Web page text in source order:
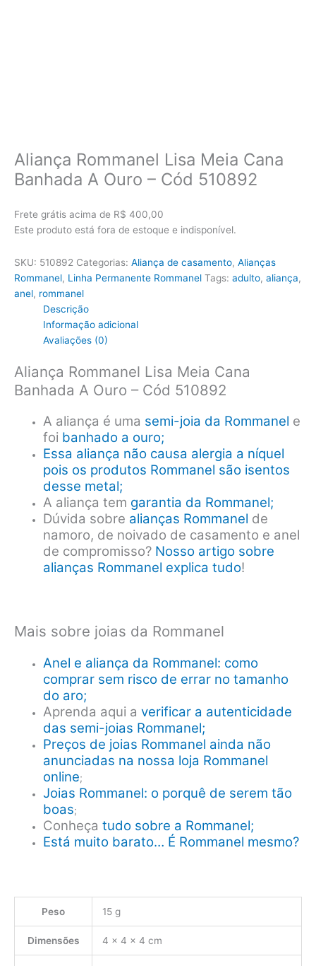
Aliança Rommanel Lisa Meia Cana
Banhada A Ouro – Cód 510892
Frete grátis acima de R$ 400,00
Este produto está fora de estoque e indisponível.
SKU: 510892 Categorias: Aliança de casamento, Alianças
Rommanel, Linha Permanente Rommanel Tags: adulto, aliança,
anel, rommanel
Descrição
Informação adicional
Avaliações (0)
Aliança Rommanel Lisa Meia Cana
Banhada A Ouro – Cód 510892
A aliança é uma semi-joia da Rommanel e
foi banhado a ouro;
Essa aliança não causa alergia a níquel
pois os produtos Rommanel são isentos
desse metal;
A aliança tem garantia da Rommanel;
Dúvida sobre alianças Rommanel de
namoro, de noivado de casamento e anel
de compromisso? Nosso artigo sobre
alianças Rommanel explica tudo!
Mais sobre joias da Rommanel
Anel e aliança da Rommanel: como
comprar sem risco de errar no tamanho
do aro;
Aprenda aqui averificar a autenticidade
das semi-joias Rommanel;
Preços de joias Rommanel ainda não
anunciadas na nossa loja Rommanel
online;
Joias Rommanel: o porquê de serem tão
boas;
Conheçatudo sobre a Rommanel;
Está muito barato… É Rommanel mesmo?
Peso 15 g
Dimensões 4 × 4 × 4 cm